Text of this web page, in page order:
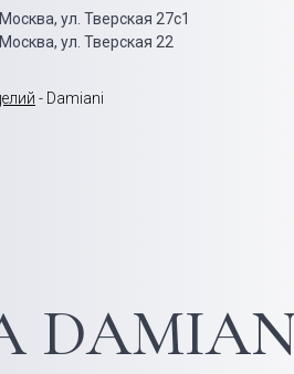
ул. Тверская 27с1
ул. Тверская 22
- Damiani